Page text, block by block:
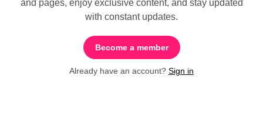
and pages, enjoy exclusive content, and stay updated
with constant updates.
Become a member
Already have an account? Sign in